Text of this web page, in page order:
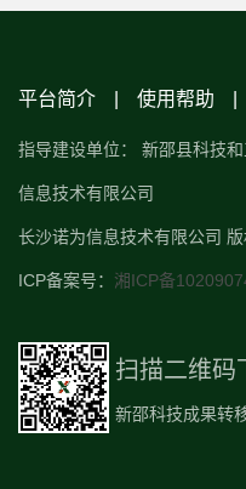
平台简介 使用帮助
指导建设单位： 新邵县科技
信息技术有限公司
长沙诺为信息技术有限公司
ICP备案号： 湘ICP备
扫描二维码
新邵科技成果转